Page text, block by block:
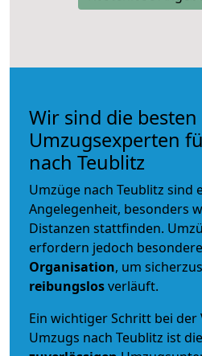
Wir sind die besten
Umzugsexperten
nach Teublitz
Umzüge nach Teublitz sind
Angelegenheit, besonders
Distanzen stattfinden.
erfordern jedoch besondere
Organisation, um
reibungslosverläuft.
Ein wichtiger Schritt bei
Umzugs nach Teublitz ist